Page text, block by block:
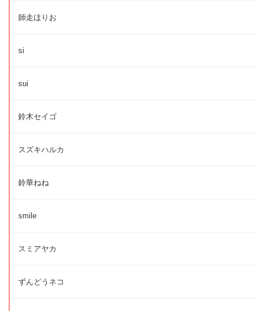
師走ほりお
si
sui
鈴木セイゴ
スズキハルカ
鈴華ねね
smile
スミアヤカ
ずんどうネコ